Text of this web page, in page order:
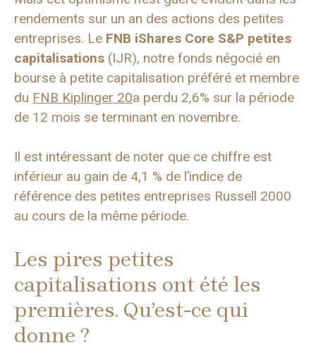
rendements sur un an des actions des petites
entreprises. Le FNB iShares Core S&P petites
capitalisations (IJR), notre fonds négocié en
bourse à petite capitalisation préféré et membre
du FNB Kiplinger 20a perdu 2,6% sur la période
de 12 mois se terminant en novembre.
Il est intéressant de noter que ce chiffre est
inférieur au gain de 4,1 % de l’indice de
référence des petites entreprises Russell 2000
au cours de la même période.
Les pires petites
capitalisations ont été les
premières. Qu’est-ce qui
donne ?